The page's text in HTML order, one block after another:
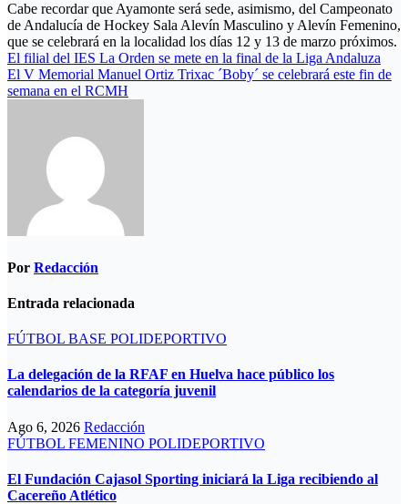
Cabe recordar que Ayamonte será sede, asimismo, del Campeonato
de Andalucía de Hockey Sala Alevín Masculino y Alevín Femenino,
que se celebrará en la localidad los días 12 y 13 de marzo próximos.
Navegación
de
El filial del IES La Orden se mete en la final de la Liga Andaluza
El V Memorial Manuel Ortiz Trixac ´Boby´ se celebrará este fin de
semana en el RCMH
Por Redacción
Entrada relacionada
FÚTBOL BASE POLIDEPORTIVO
La delegación de la RFAF en Huelva hace público los
calendarios de la categoría juvenil
Ago 6, 2026 Redacción
FÚTBOL FEMENINO POLIDEPORTIVO
El Fundación Cajasol Sporting iniciará la Liga recibiendo al
Cacereño Atlético